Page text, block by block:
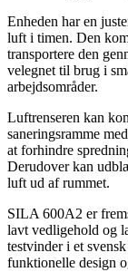
Enheden har en
luft i timen. Den
transportere den
velegnet til brug i
arbejdsområder.
Luftrenseren kan
saneringsramme
at forhindre
Derudover kan
luft ud af rummet.
SILA 600A2 er
lavt vedligehold og
testvinder i et
funktionelle design